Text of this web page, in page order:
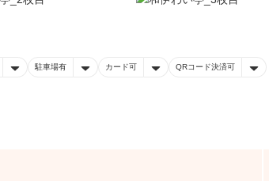
駐車場有 カード可 QRコード決済可